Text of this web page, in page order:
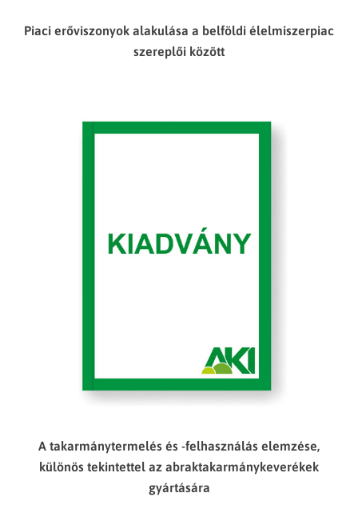
Piaci erőviszonyok alakulása a belföldi élelmiszerpiac
szereplői között
A takarmánytermelés és -felhasználás elemzése,
különös tekintettel az abraktakarmánykeverékek
gyártására